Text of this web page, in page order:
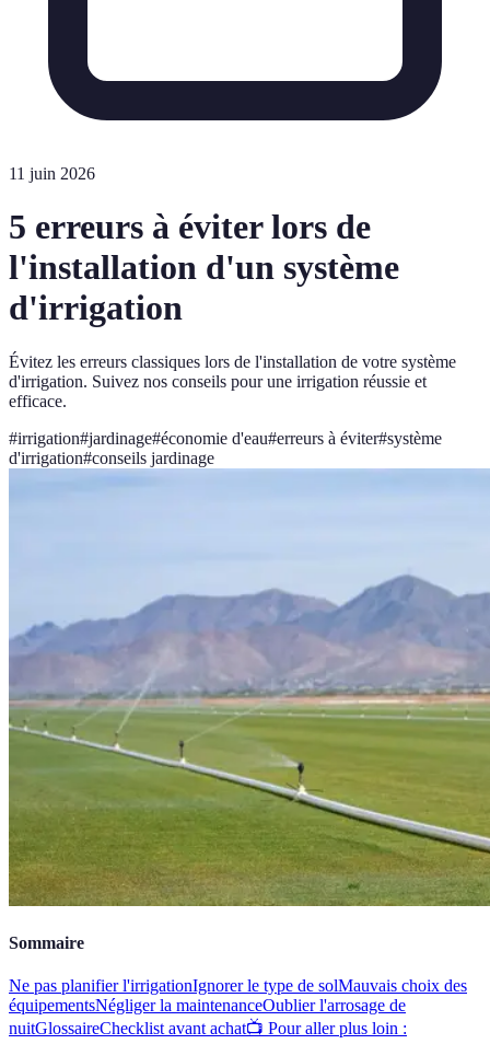
11 juin 2026
5 erreurs à éviter lors de
l'installation d'un système
d'irrigation
Évitez les erreurs classiques lors de l'installation de votre système
d'irrigation. Suivez nos conseils pour une irrigation réussie et
efficace.
#irrigation#jardinage#économie d'eau#erreurs à éviter#système
d'irrigation#conseils jardinage
Sommaire
Ne pas planifier l'irrigationIgnorer le type de solMauvais choix des
équipementsNégliger la maintenanceOublier l'arrosage de
nuitGlossaireChecklist avant achat📺 Pour aller plus loin :